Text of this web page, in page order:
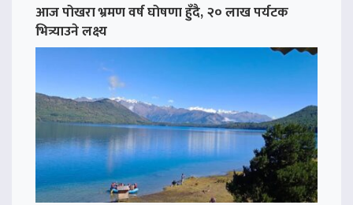
आज पोखरा भ्रमण वर्ष घोषणा हुँदै, २० लाख पर्यटक
भित्र्याउने लक्ष्य